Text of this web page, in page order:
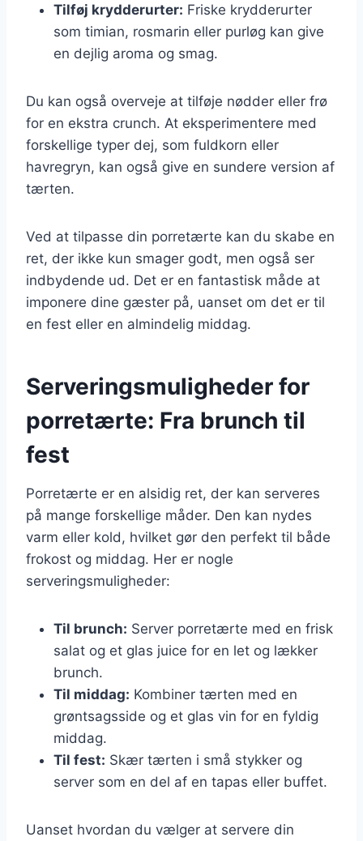
Tilføj krydderurter: Friske krydderurter
som timian, rosmarin eller purløg kan give
en dejlig aroma og smag.
Du kan også overveje at tilføje nødder eller frø
for en ekstra crunch. At eksperimentere med
forskellige typer dej, som fuldkorn eller
havregryn, kan også give en sundere version af
tærten.
Ved at tilpasse din porretærte kan du skabe en
ret, der ikke kun smager godt, men også ser
indbydende ud. Det er en fantastisk måde at
imponere dine gæster på, uanset om det er til
en fest eller en almindelig middag.
Serveringsmuligheder for
porretærte: Fra brunch til
fest
Porretærte er en alsidig ret, der kan serveres
på mange forskellige måder. Den kan nydes
varm eller kold, hvilket gør den perfekt til både
frokost og middag. Her er nogle
serveringsmuligheder:
Til brunch: Server porretærte med en frisk
salat og et glas juice for en let og lækker
brunch.
Til middag: Kombiner tærten med en
grøntsagsside og et glas vin for en fyldig
middag.
Til fest: Skær tærten i små stykker og
server som en del af en tapas eller buffet.
Uanset hvordan du vælger at servere din